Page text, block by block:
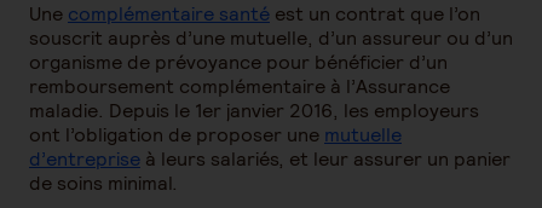
Une complémentaire santé est un contrat que l’on
souscrit auprès d’une mutuelle, d’un assureur ou d’un
organisme de prévoyance pour bénéficier d’un
remboursement complémentaire à l’Assurance
maladie. Depuis le 1er janvier 2016, les employeurs
ont l’obligation de proposer une mutuelle
d’entreprise à leurs salariés, et leur assurer un panier
de soins minimal.